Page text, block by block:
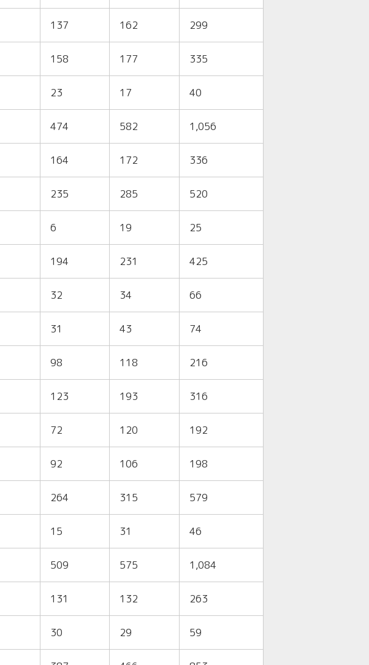
137 162 299
158 177 335
23 17 40
474 582 1,056
164 172 336
235 285 520
6 19 25
194 231 425
32 34 66
31 43 74
98 118 216
123 193 316
72 120 192
92 106 198
264 315 579
15 31 46
509 575 1,084
131 132 263
30 29 59